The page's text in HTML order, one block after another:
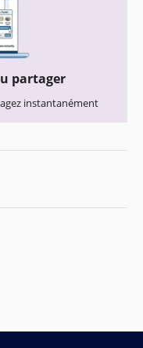
partager
instantanément